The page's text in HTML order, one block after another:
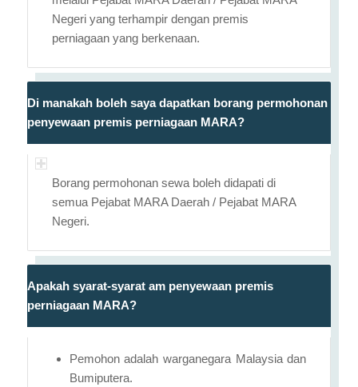
Negeri yang terhampir dengan premis
perniagaan yang berkenaan.
Di manakah boleh saya dapatkan borang permohonan
penyewaan premis perniagaan MARA?
Borang permohonan sewa boleh didapati di
semua Pejabat MARA Daerah / Pejabat MARA
Negeri.
Apakah syarat-syarat am penyewaan premis
perniagaan MARA?
Pemohon adalah warganegara Malaysia dan
Bumiputera.